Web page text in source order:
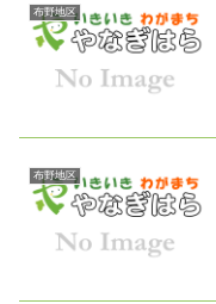
布野地区
布野地区